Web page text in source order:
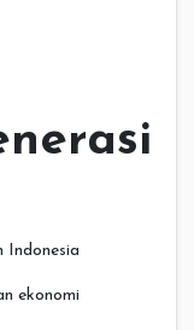
Indonesia
ekonomi